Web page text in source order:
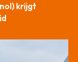
krijgt